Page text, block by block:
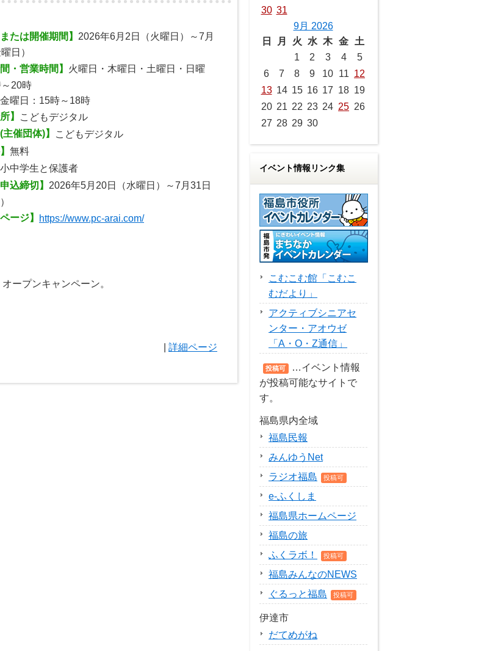
たは開催期間】 2026年6月2日（火曜日）～7月
日）
・営業時間】 火曜日・木曜日・土曜日・日曜
20時
曜日：15時～18時
】
こどもデジタル
主催団体)】
こどもデジタル
無料
小中学生と保護者
込締切】 2026年5月20日（水曜日）～7月31日
ージ】 https://www.pc-arai.com/
ープンキャンペーン。
詳細ページ
30 31
9月 2026
日
月 火 水 木 金
土
1
2 3 4
5
6
7 8 9 10 11 12
13 14 15 16 17 18 19
20 21 22 23 24 25 26
27 28 29 30
イベント情報リンク集
こむこむ館「こむこ
むだより」
アクティブシニアセ
ンター・アオウゼ
「A・O・Z通信」
投稿可
…イベント情報
が投稿可能なサイトで
す。
福島県内全域
福島民報
みんゆうNet
ラジオ福島
投稿可
e-ふくしま
福島県ホームページ
福島の旅
ふくラボ！
投稿可
福島みんなのNEWS
ぐるっと福島
投稿可
伊達市
だてめがね